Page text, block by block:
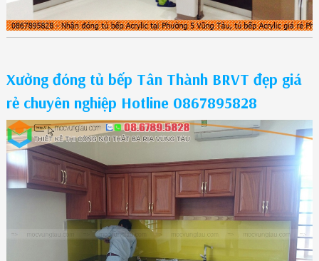
Xưởng đóng tủ bếp Tân Thành BRVT đẹp giá
rẻ chuyên nghiệp Hotline 0867895828